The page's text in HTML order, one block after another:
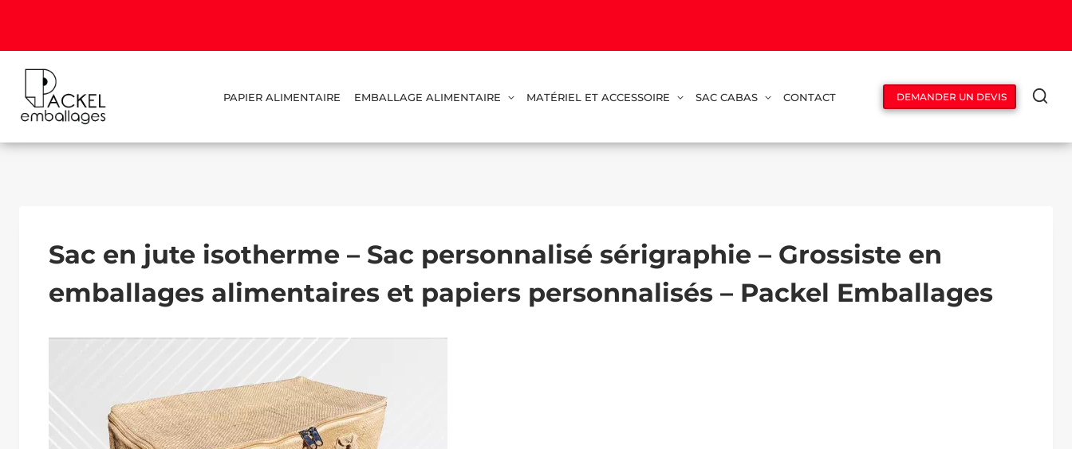
PAPIER ALIMENTAIRE EMBALLAGE ALIMENTAIRE MATÉRIEL ET ACCESSOIRE SAC CABAS CONTACT DEMANDER UN DEVIS
Sac en jute isotherme – Sac personnalisé sérigraphie – Grossiste en
emballages alimentaires et papiers personnalisés – Packel Emballages